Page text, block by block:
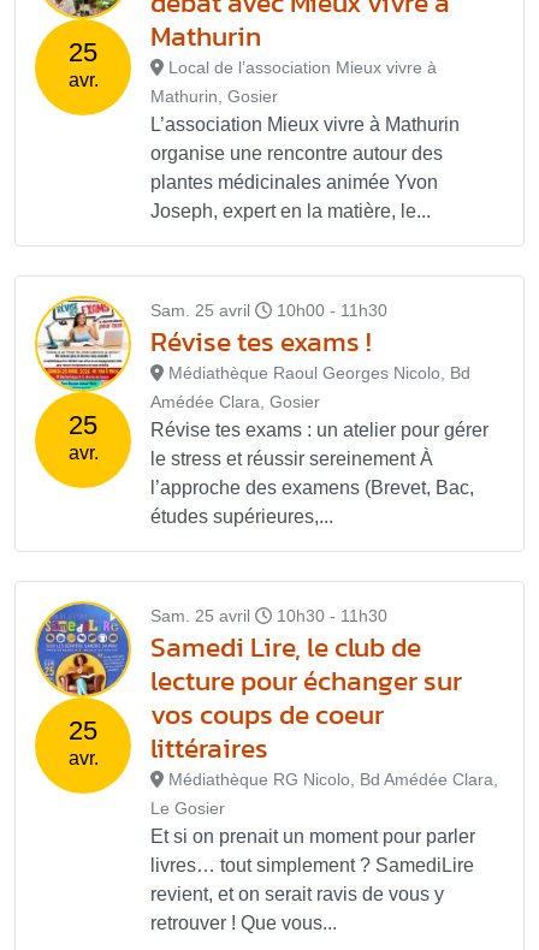
25
avr.
Mathurin
Local de l’association Mieux vivre à
Mathurin, Gosier
L’association Mieux vivre à Mathurin
organise une rencontre autour des
plantes médicinales animée Yvon
Joseph, expert en la matière, le...
25
avr.
Sam. 25 avril 10h00 - 11h30
Révise tes exams !
Médiathèque Raoul Georges Nicolo, Bd
Amédée Clara, Gosier
Révise tes exams : un atelier pour gérer
le stress et réussir sereinement À
l’approche des examens (Brevet, Bac,
études supérieures,...
25
avr.
Sam. 25 avril 10h30 - 11h30
Samedi Lire, le club de
lecture pour échanger sur
vos coups de coeur
littéraires
Médiathèque RG Nicolo, Bd Amédée Clara,
Le Gosier
Et si on prenait un moment pour parler
livres… tout simplement ? SamediLire
revient, et on serait ravis de vous y
retrouver ! Que vous...